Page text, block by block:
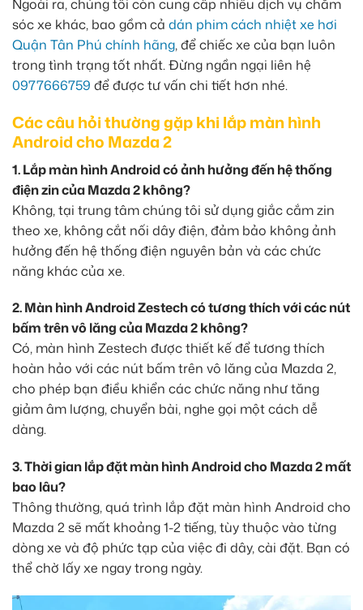
Ngoài ra, chúng tôi còn cung cấp nhiều dịch vụ chăm
sóc xe khác, bao gồm cả dán phim cách nhiệt xe hơi
Quận Tân Phú chính hãng, để chiếc xe của bạn luôn
trong tình trạng tốt nhất. Đừng ngần ngại liên hệ
0977666759 để được tư vấn chi tiết hơn nhé.
Các câu hỏi thường gặp khi lắp màn hình
Android cho Mazda 2
1. Lắp màn hình Android có ảnh hưởng đến hệ thống
điện zin của Mazda 2 không?
Không, tại trung tâm chúng tôi sử dụng giắc cắm zin
theo xe, không cắt nối dây điện, đảm bảo không ảnh
hưởng đến hệ thống điện nguyên bản và các chức
năng khác của xe.
2. Màn hình Android Zestech có tương thích với các nút
bấm trên vô lăng của Mazda 2 không?
Có, màn hình Zestech được thiết kế để tương thích
hoàn hảo với các nút bấm trên vô lăng của Mazda 2,
cho phép bạn điều khiển các chức năng như tăng
giảm âm lượng, chuyển bài, nghe gọi một cách dễ
dàng.
3. Thời gian lắp đặt màn hình Android cho Mazda 2 mất
bao lâu?
Thông thường, quá trình lắp đặt màn hình Android cho
Mazda 2 sẽ mất khoảng 1-2 tiếng, tùy thuộc vào từng
dòng xe và độ phức tạp của việc đi dây, cài đặt. Bạn có
thể chờ lấy xe ngay trong ngày.